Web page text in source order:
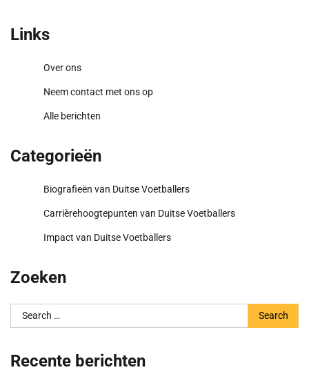
Links
Over ons
Neem contact met ons op
Alle berichten
Categorieën
Biografieën van Duitse Voetballers
Carrièrehoogtepunten van Duitse Voetballers
Impact van Duitse Voetballers
Zoeken
Search
for:
Recente berichten